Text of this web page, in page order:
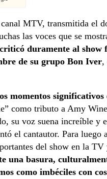
MTV, transmitida el
las voces que se
duramente al show
de su grupo Bon Iver,
momentos
como tributo a Amy
su voz suena increíble y
el cantautor. Para luego
del show en la
una basura,
como imbéciles con